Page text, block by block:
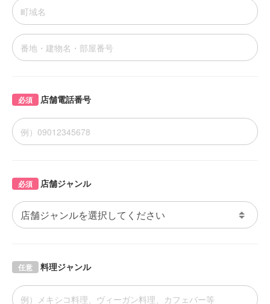
店舗電話番号
必須
店舗ジャンル
必須
料理ジャンル
任意